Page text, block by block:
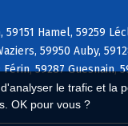
le trafic et la
OK pour vous ?
59151 Hamel, 59259
59950 Auby,
59287 Guesnain,